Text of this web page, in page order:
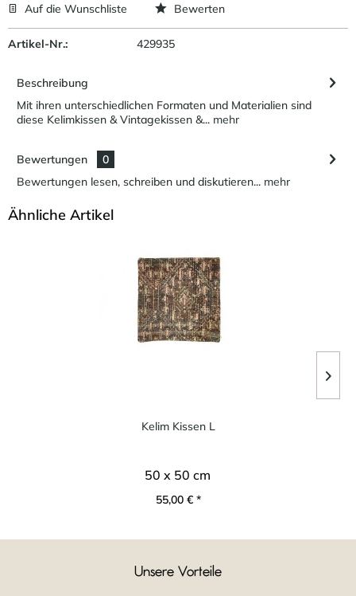
Auf die Wunschliste Bewerten
Artikel-Nr.: 429935
Beschreibung
Mit ihren unterschiedlichen Formaten und Materialien sind
diese Kelimkissen & Vintagekissen &... mehr
Bewertungen
0
Bewertungen lesen, schreiben und diskutieren... mehr
Ähnliche Artikel
Kelim Kissen L
50 x 50 cm
55,00 € *
Unsere Vorteile